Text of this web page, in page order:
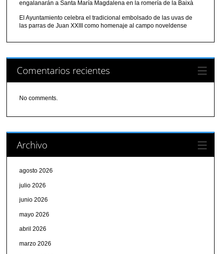
engalanarán a Santa María Magdalena en la romería de la Baixà
El Ayuntamiento celebra el tradicional embolsado de las uvas de
las parras de Juan XXIII como homenaje al campo noveldense
Comentarios recientes
No comments.
Archivo
agosto 2026
julio 2026
junio 2026
mayo 2026
abril 2026
marzo 2026